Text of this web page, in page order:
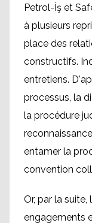
Petrol-İş et
à plusieurs
place des
constructifs.
entretiens.
processus, la
la procédure
entamer la
convention
Or, par la
engagements